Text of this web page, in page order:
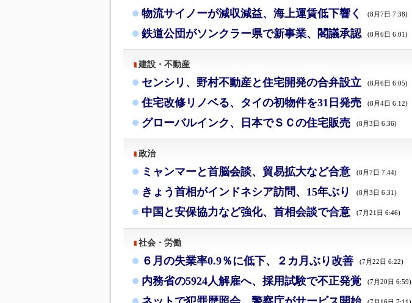
物流サイノーが減収減益、海上運賃低下響く (8月7日 7:38)
鉄道公団がソンクラー県で新事業、閣議承認 (8月6日 6:01)
建設・不動産
センシリ、野村不動産と住宅開発の合弁設立 (8月6日 6:05)
住宅改修リノベる、タイの初物件を31日発売 (8月4日 6:12)
グローバルインク、日本でＳＣの住宅販売 (8月3日 6:36)
政治
ミャンマーと首脳会談、貿易拡大など合意 (8月7日 7:44)
きょう首相がインドネシア訪問、15年ぶり (8月3日 6:31)
中国と安保協力など強化、首相会談で合意 (7月21日 6:46)
社会・労働
６月の失業率0.9％に低下、２カ月ぶり改善 (7月22日 6:22)
内務省の5924人解雇へ、採用試験で不正発覚 (7月20日 6:59)